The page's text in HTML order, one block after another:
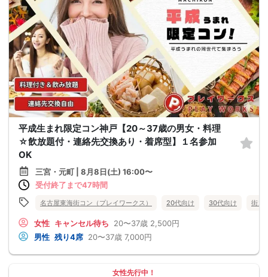
平成生まれ限定コン神戸【20～37歳の男女・料理
☆飲放題付・連絡先交換あり・着席型】１名参加
OK
三宮・元町 | 8月8日(土) 16:00〜
受付終了まで47時間
名古屋東海街コン（プレイワークス） 20代向け 30代向け 街コ
女性 キャンセル待ち 20〜37歳 2,500円
男性 残り4席 20〜37歳 7,000円
女性先行中！